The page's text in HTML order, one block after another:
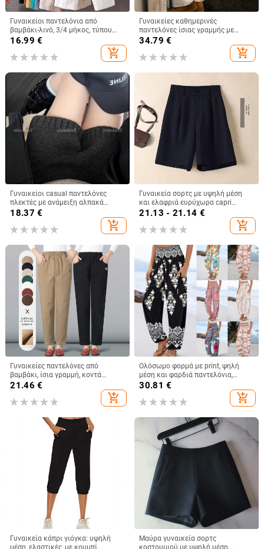
Γυναικείοι παντελόνια από
βαμβάκι-λινό, 3/4 μήκος, τύπου
Χάρεμ, μεσαία μέση, φαρδιά
γραμμή, καλοκαιρινά casual
16.99 €
add_shopping_cart
Γυναικείες καθημερινές
παντελόνες ίσιας γραμμής με
χαμηλή μέση, μακριές, 95%
πολυεστέρας, μικροελαστικότητα
34.79 €
add_shopping_cart
Γυναικείοι casual παντελόνες
πλεκτές με ανάμειξη αλπακά
μαλλιού, μήκος τριών τεταρτών,
μονόχρωμοι, χωρίς ανάγκη
18.37 €
add_shopping_cart
Γυναικεία σορτς με υψηλή μέση
και ελαφριά ευρύχωρα capri
παντελόνια – καλοκαιρινά
21.13 - 21.14 €
add_shopping_cart
Γυναικείες παντελόνες από
βαμβάκι, ίσια γραμμή, κοντά
παντελόνια, ελαστική μέση, λεπτή
21.46 €
add_shopping_cart
Ολόσωμο φορμά με print, ψηλή
μέση και φαρδιά παντελόνια,
ανάμιξη πολυεστέρα-σπαντέξ
30.81 €
add_shopping_cart
Γυναικεία κάπρι γιόγκα: υψηλή
μέση, ελαστικές, με κουμπί,
Μαύρα γυναικεία σορτς
κοστουμιού με υψηλή μέση,